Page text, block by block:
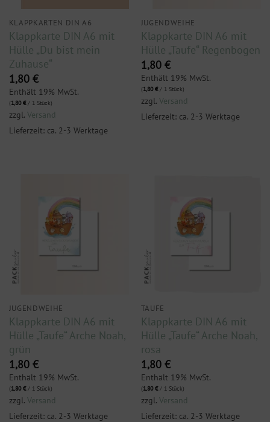
KLAPPKARTEN DIN A6
Klappkarte DIN A6 mit
Hülle „Du bist mein
Zuhause“
1,80 €
Enthält 19% MwSt.
(1,80€/ 1 Stück)
zzgl. Versand
Lieferzeit: ca. 2-3 Werktage
JUGENDWEIHE
Klappkarte DIN A6 mit
Hülle „Taufe“ Regenbogen
1,80 €
Enthält 19% MwSt.
(1,80€/ 1 Stück)
zzgl. Versand
Lieferzeit: ca. 2-3 Werktage
JUGENDWEIHE
Klappkarte DIN A6 mit
Hülle „Taufe“ Arche Noah,
grün
1,80 €
Enthält 19% MwSt.
(1,80€/ 1 Stück)
zzgl. Versand
Lieferzeit: ca. 2-3 Werktage
TAUFE
Klappkarte DIN A6 mit
Hülle „Taufe“ Arche Noah,
rosa
1,80 €
Enthält 19% MwSt.
(1,80€/ 1 Stück)
zzgl. Versand
Lieferzeit: ca. 2-3 Werktage